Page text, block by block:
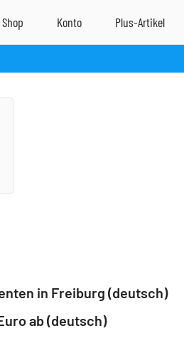
in Freiburg (deutsch)
ab (deutsch)